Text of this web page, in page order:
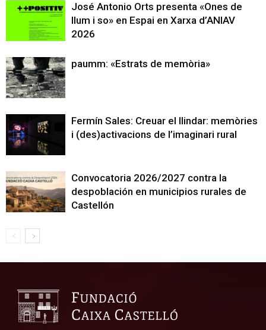
José Antonio Orts presenta «Ones de
llum i so» en Espai en Xarxa d’ANIAV
2026
paumm: «Estrats de memòria»
Fermín Sales: Creuar el llindar: memòries
i (des)activacions de l’imaginari rural
Convocatoria 2026/2027 contra la
despoblación en municipios rurales de
Castellón